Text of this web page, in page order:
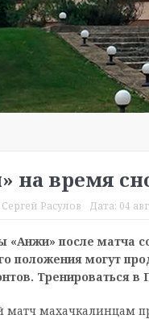
на время
Сергей Расулов Дата: 04
«Анжи» после матча
положения могут
Тренироваться
махачкалинцам